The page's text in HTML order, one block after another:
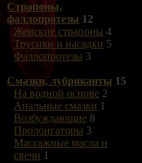
Страпоны,
фаллопротезы 12
Женские страпоны 4
Трусики и насадки 5
Фаллопротезы 3
Смазки, лубриканты 15
На водной основе 2
Анальные смазки 1
Возбуждающие 8
Пролонгаторы 3
Массажные масла и
свечи 1